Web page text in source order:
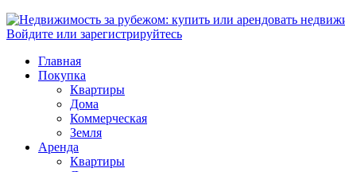
Войдите или зарегистрируйтесь
Главная
Покупка
Квартиры
Дома
Коммерческая
Земля
Аренда
Квартиры